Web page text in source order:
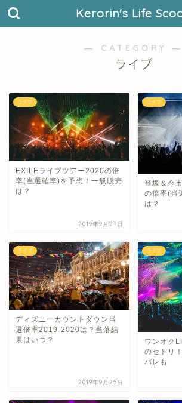
Kerorin's Life
― CATEGORY ―
ライブ
ライブ
EXILEライブツアー2020の倍
率(当選確率)を予想！一般販売
は？
2019年9月27日
ライブ
登坂＆今
の倍率(当
は？
ライブ
ディズニーカウントダウン当
選倍率2019-2020は？当落結
果はいつ？
2019年9月25日
ライブ
ワンオク
のセトリ
バレも